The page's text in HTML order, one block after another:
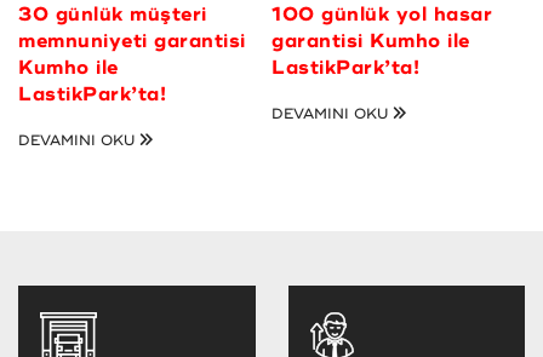
30 günlük müşteri
memnuniyeti garantisi
Kumho ile
LastikPark’ta!
DEVAMINI OKU
100 günlük yol hasar
garantisi Kumho ile
LastikPark’ta!
DEVAMINI OKU